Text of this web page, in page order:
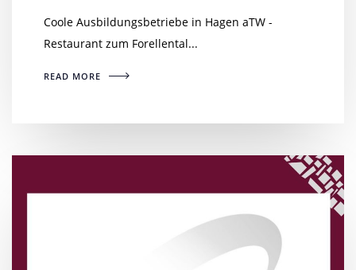
Coole Ausbildungsbetriebe in Hagen aTW -
Restaurant zum Forellental...
READ MORE